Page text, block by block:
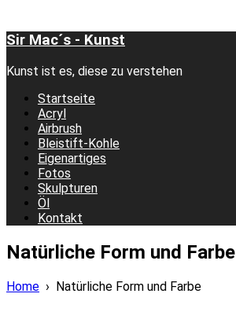
Sir Mac´s - Kunst
Kunst ist es, diese zu verstehen
Startseite
Acryl
Airbrush
Bleistift-Kohle
Eigenartiges
Fotos
Skulpturen
Öl
Kontakt
Natürliche Form und Farbe
Home › Natürliche Form und Farbe